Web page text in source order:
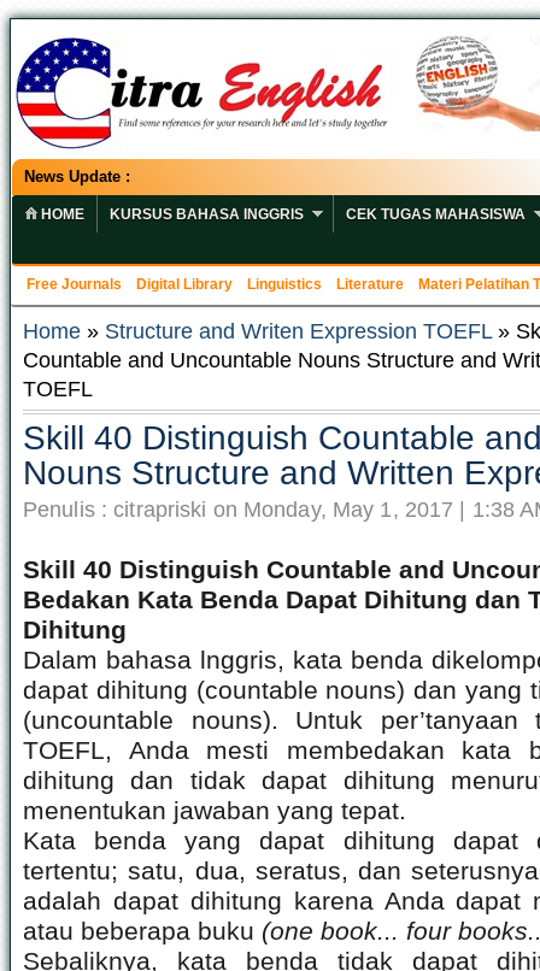
News Update :
HOME KURSUS BAHASA INGGRIS CEK TUGAS MAHASISWA
Free Journals Digital Library Linguistics Literature Materi Pelatihan
Home » Structure and Writen Expression TOEFL»
Countable and Uncountable Nouns Structure and
TOEFL
Skill 40 Distinguish Countable
Nouns Structure and Written
Penulis : citrapriski on Monday, May 1, 2017 | 1:38
Skill 40 Distinguish Countable and
Bedakan Kata Benda Dapat Dihitung dan
Dihitung
Dalam bahasa lnggris, kata benda
dapat dihitung (countable nouns) dan yang
(uncountable nouns). Untuk
TOEFL, Anda mesti membedakan kata
dihitung dan tidak dapat dihitung
menentukan jawaban yang tepat.
Kata benda yang dapat dihitung dapat
tertentu; satu, dua, seratus, dan
adalah dapat dihitung karena Anda dapat
atau beberapa buku (one book... four
Sebaliknya, kata benda tidak dapat